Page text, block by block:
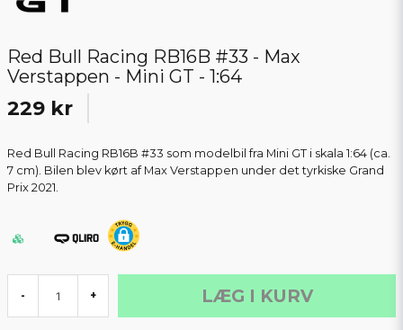
Red Bull Racing RB16B #33 - Max
Verstappen - Mini GT - 1:64
229 kr
Red Bull Racing RB16B #33 som modelbil fra Mini GT i skala 1:64 (ca.
7 cm). Bilen blev kørt af Max Verstappen under det tyrkiske Grand
Prix 2021.
- + LÆG I KURV